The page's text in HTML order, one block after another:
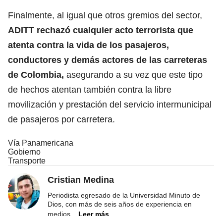
Finalmente, al igual que otros gremios del sector,
ADITT rechazó cualquier acto terrorista que
atenta contra la vida de los pasajeros,
conductores y demás actores de las carreteras
de Colombia, asegurando a su vez que este tipo
de hechos atentan también contra la libre
movilización y prestación del servicio intermunicipal
de pasajeros por carretera.
Vía Panamericana
Gobierno
Transporte
Cristian Medina
Periodista egresado de la Universidad Minuto de
Dios, con más de seis años de experiencia en
medios
Leer más